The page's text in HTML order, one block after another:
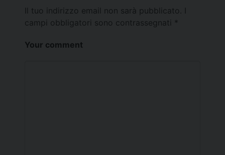
Il tuo indirizzo email non sarà pubblicato.
campi obbligatori sono contrassegnati *
Your comment